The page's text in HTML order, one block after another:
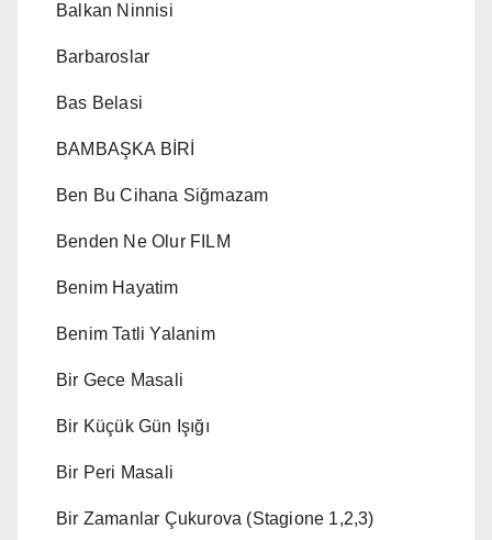
Balkan Ninnisi
Barbaroslar
Bas Belasi
BAMBAŞKA BİRİ
Ben Bu Cihana Siğmazam
Benden Ne Olur FILM
Benim Hayatim
Benim Tatli Yalanim
Bir Gece Masali
Bir Küçük Gün Işığı
Bir Peri Masali
Bir Zamanlar Çukurova (Stagione 1,2,3)